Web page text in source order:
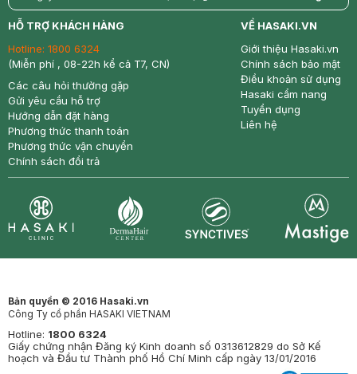
return nowfree price
HỖ TRỢ KHÁCH HÀNG
Hotline: 1800 6324
(Miễn phí , 08-22h kể cả T7, CN)
Các câu hỏi thường gặp
Gửi yêu cầu hỗ trợ
Hướng dẫn đặt hàng
Phương thức thanh toán
Phương thức vận chuyển
Chính sách đổi trả
VỀ HASAKI.VN
Giới thiệu Hasaki.vn
Chính sách bảo mật
Điều khoản sử dụng
Hasaki cẩm nang
Tuyển dụng
Liên hệ
Bản quyền © 2016 Hasaki.vn
Công Ty cổ phần HASAKI VIETNAM
Hotline: 1800 6324
Giấy chứng nhận Đăng ký Kinh doanh số 0313612829 do Sở Kế
hoạch và Đầu tư Thành phố Hồ Chí Minh cấp ngày 13/01/2016